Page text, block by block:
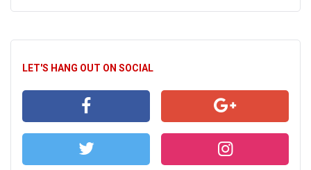
LET'S HANG OUT ON SOCIAL